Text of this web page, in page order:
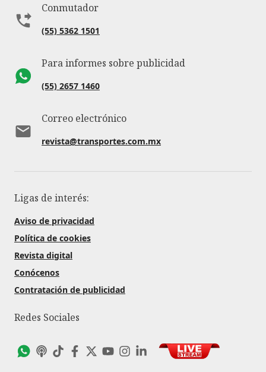
Conmutador
(55) 5362 1501
Para informes sobre publicidad
(55) 2657 1460
Correo electrónico
revista@transportes.com.mx
Ligas de interés:
Aviso de privacidad
Política de cookies
Revista digital
Conócenos
Contratación de publicidad
Redes Sociales